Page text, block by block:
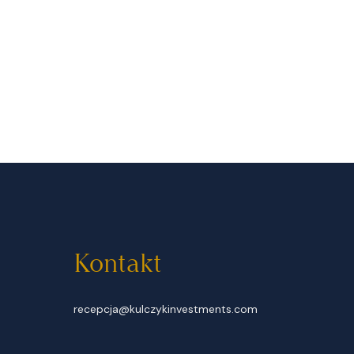
Kontakt
recepcja@kulczykinvestments.com